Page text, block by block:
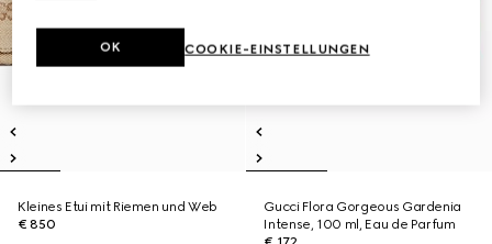
Kleines Etui mit Riemen und Web
€ 850
Gucci Flora Gorgeous Gardenia
Intense, 100 ml, Eau de Parfum
COOKIE-EINSTELLUNGEN
OK